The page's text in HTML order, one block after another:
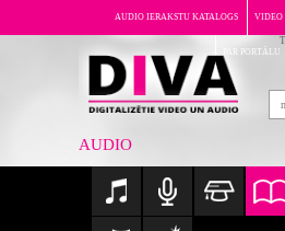
AUDIO IERAKSTU KATALOGS VIDEO
PAR PORTĀLU
AUDIO